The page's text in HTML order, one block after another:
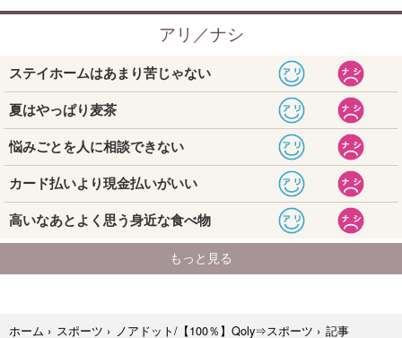
ホーム › スポーツ › ノアドット/【100％】Qoly⇒スポーツ › 記事